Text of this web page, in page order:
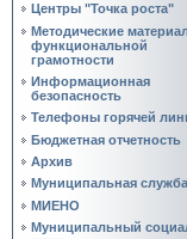
Центры "Точка роста"
Методические
функциональной
грамотности
Информационная
безопасность
Телефоны горячей
Бюджетная отчетность
Архив
Муниципальная служба
МИЕНО
Муниципальный